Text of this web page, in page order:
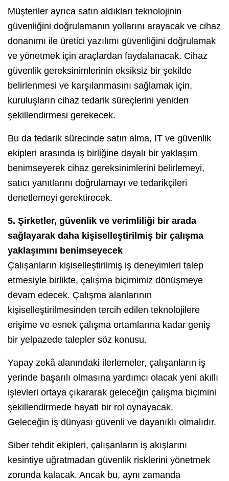
Müşteriler ayrıca satın aldıkları teknolojinin
güvenliğini doğrulamanın yollarını arayacak ve cihaz
donanımı ile üretici yazılımı güvenliğini doğrulamak
ve yönetmek için araçlardan faydalanacak. Cihaz
güvenlik gereksinimlerinin eksiksiz bir şekilde
belirlenmesi ve karşılanmasını sağlamak için,
kuruluşların cihaz tedarik süreçlerini yeniden
şekillendirmesi gerekecek.
Bu da tedarik sürecinde satın alma, IT ve güvenlik
ekipleri arasında iş birliğine dayalı bir yaklaşım
benimseyerek cihaz gereksinimlerini belirlemeyi,
satıcı yanıtlarını doğrulamayı ve tedarikçileri
denetlemeyi gerektirecek.
5. Şirketler, güvenlik ve verimliliği bir arada
sağlayarak daha kişiselleştirilmiş bir çalışma
yaklaşımını benimseyecek
Çalışanların kişiselleştirilmiş iş deneyimleri talep
etmesiyle birlikte, çalışma biçimimiz dönüşmeye
devam edecek. Çalışma alanlarının
kişiselleştirilmesinden tercih edilen teknolojilere
erişime ve esnek çalışma ortamlarına kadar geniş
bir yelpazede talepler söz konusu.
Yapay zekâ alanındaki ilerlemeler, çalışanların iş
yerinde başarılı olmasına yardımcı olacak yeni akıllı
işlevleri ortaya çıkararak geleceğin çalışma biçimini
şekillendirmede hayati bir rol oynayacak.
Geleceğin iş dünyası güvenli ve dayanıklı olmalıdır.
Siber tehdit ekipleri, çalışanların iş akışlarını
kesintiye uğratmadan güvenlik risklerini yönetmek
zorunda kalacak. Ancak bu, aynı zamanda